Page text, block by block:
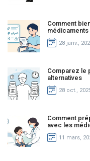
Comment
médicaments
28 janv.,
Comparez le
alternatives
28 oct.,
Comment
avec les
11 mars,